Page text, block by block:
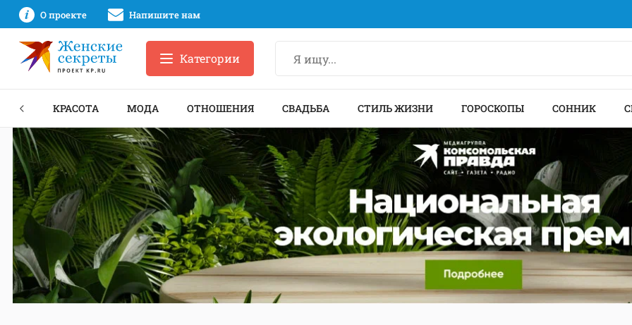
О проекте Напишите нам
Категории
КРАСОТА МОДА ОТНОШЕНИЯ СВАДЬБА СТИЛЬ ЖИЗНИ ГОРОСКОПЫ СОННИК